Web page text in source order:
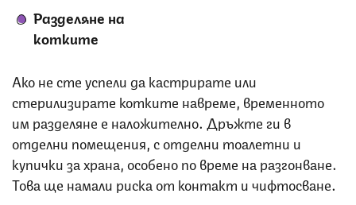
Разделяне на
котките
Ако не сте успели да кастрирате или
стерилизирате котките навреме, временното
им разделяне е наложително. Дръжте ги в
отделни помещения, с отделни тоалетни и
купички за храна, особено по време на разгонване.
Това ще намали риска от контакт и чифтосване.